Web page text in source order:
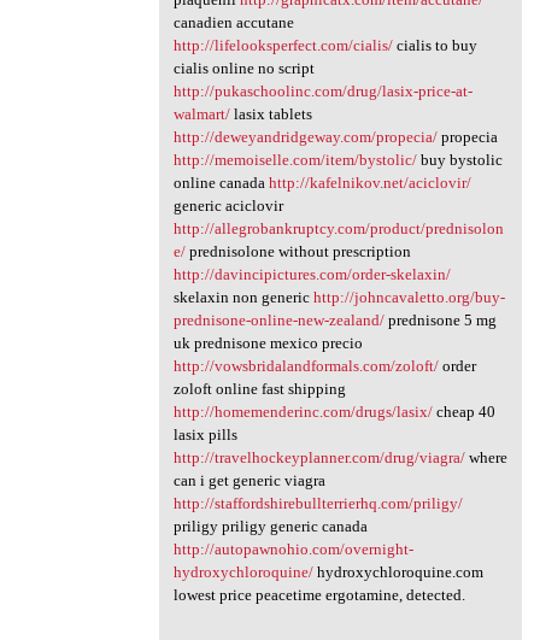
canadien accutane
http://lifelooksperfect.com/cialis/cialis to buy
cialis online no script
http://pukaschoolinc.com/drug/lasix-price-at-
walmart/lasix tablets
http://deweyandridgeway.com/propecia/propecia
http://memoiselle.com/item/bystolic/buy bystolic
online canada http://kafelnikov.net/aciclovir/
generic aciclovir
http://allegrobankruptcy.com/product/prednisolon
e/prednisolone without prescription
http://davincipictures.com/order-skelaxin/
skelaxin non generic http://johncavaletto.org/buy-
prednisone-online-new-zealand/prednisone 5 mg
uk prednisone mexico precio
http://vowsbridalandformals.com/zoloft/order
zoloft online fast shipping
http://homemenderinc.com/drugs/lasix/cheap 40
lasix pills
http://travelhockeyplanner.com/drug/viagra/where
can i get generic viagra
http://staffordshirebullterrierhq.com/priligy/
priligy priligy generic canada
http://autopawnohio.com/overnight-
hydroxychloroquine/hydroxychloroquine.com
lowest price peacetime ergotamine, detected.